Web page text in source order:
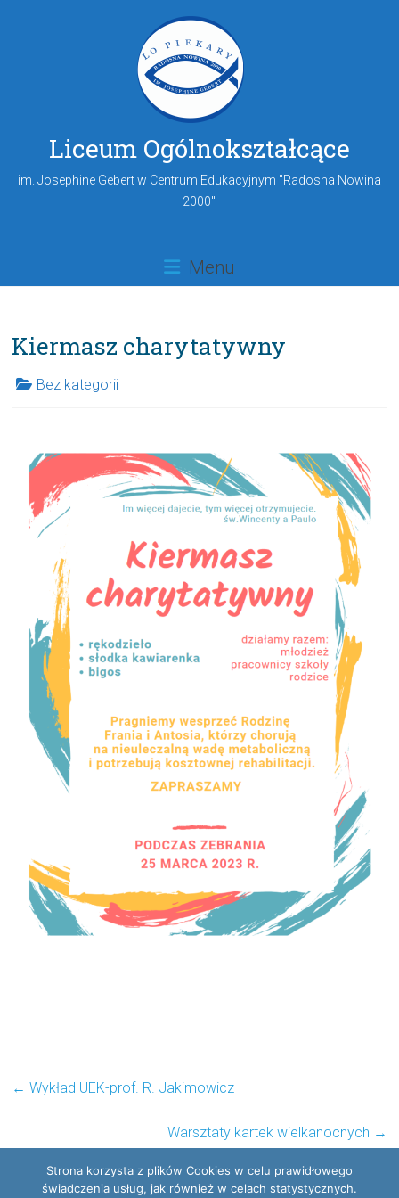
Liceum Ogólnokształcące
im. Josephine Gebert w Centrum Edukacyjnym "Radosna Nowina
2000"
Menu
Kiermasz charytatywny
Bez kategorii
← Wykład UEK-prof. R. Jakimowicz
Warsztaty kartek wielkanocnych →
Strona korzysta z plików Cookies w celu prawidłowego
świadczenia usług, jak również w celach statystycznych.